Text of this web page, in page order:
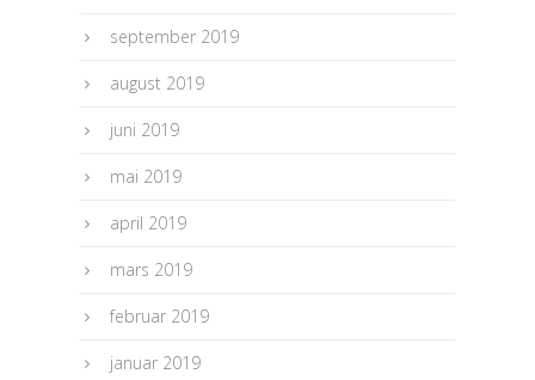
september 2019
august 2019
juni 2019
mai 2019
april 2019
mars 2019
februar 2019
januar 2019